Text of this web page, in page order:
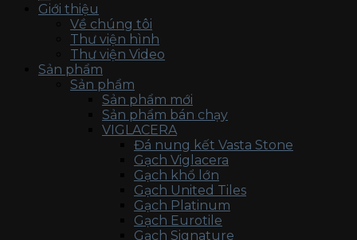
Giới thiệu
Về chúng tôi
Thư viện hình
Thư viện Video
Sản phẩm
Sản phẩm
Sản phẩm mới
Sản phẩm bán chạy
VIGLACERA
Đá nung kết Vasta Stone
Gạch Viglacera
Gạch khổ lớn
Gạch United Tiles
Gạch Platinum
Gạch Eurotile
Gạch Signature